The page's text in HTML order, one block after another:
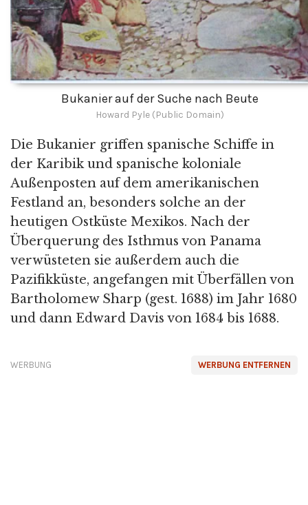
Bukanier auf der Suche nach Beute
Howard Pyle (Public Domain)
Die Bukanier griffen spanische Schiffe in
der Karibik und spanische koloniale
Außenposten auf dem amerikanischen
Festland an, besonders solche an der
heutigen Ostküste Mexikos. Nach der
Überquerung des Isthmus von Panama
verwüsteten sie außerdem auch die
Pazifikküste, angefangen mit Überfällen von
Bartholomew Sharp (gest. 1688) im Jahr 1680
und dann Edward Davis von 1684 bis 1688.
WERBUNG ENTFERNEN
WERBUNG